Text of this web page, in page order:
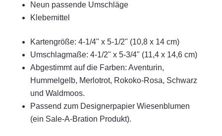
Neun passende Umschläge
Klebemittel
Kartengröße: 4-1/4" x 5-1/2" (10,8 x 14 cm)
Umschlagmaße: 4-1/2" x 5-3/4" (11,4 x 14,6 cm)
Abgestimmt auf die Farben: Aventurin,
Hummelgelb, Merlotrot, Rokoko-Rosa, Schwarz
und Waldmoos.
Passend zum Designerpapier Wiesenblumen
(ein Sale-A-Bration Produkt).